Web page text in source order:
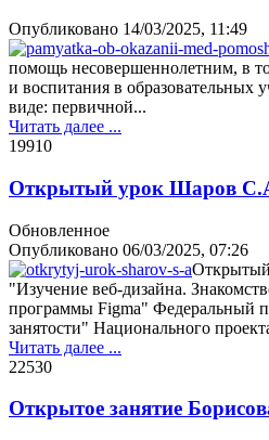
Опубликовано 14/03/2025, 11:49
помощь несовершеннолетним, в
и воспитания в образовательных
виде: первичной...
Читать далее ...
19910
Открытый урок Шаров
Обновленное
Опубликовано 06/03/2025, 07:26
"Изучение веб-дизайна.
программы Figma" Федеральный
занятости" Национального
Читать далее ...
22530
Открытое занятие